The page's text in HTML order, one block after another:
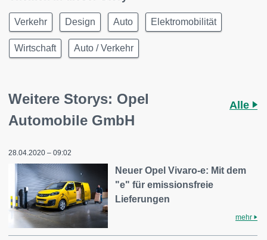
Verkehr Design Auto Elektromobilität
Wirtschaft Auto / Verkehr
Weitere Storys: Opel
Automobile GmbH
Alle
28.04.2020 – 09:02
Neuer Opel Vivaro-e: Mit dem
"e" für emissionsfreie
Lieferungen
mehr